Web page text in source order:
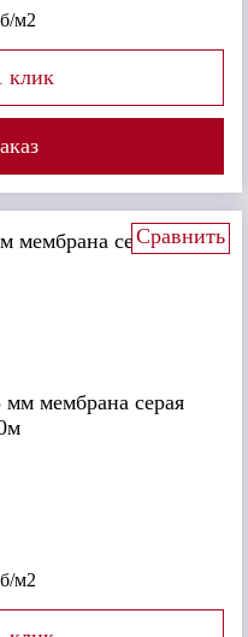
м2
мембрана серая
м2
Сравнить